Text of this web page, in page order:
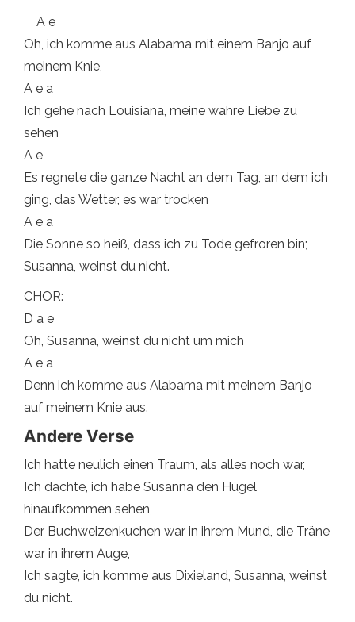
A e
Oh, ich komme aus Alabama mit einem Banjo auf
meinem Knie,
A e a
Ich gehe nach Louisiana, meine wahre Liebe zu
sehen
A e
Es regnete die ganze Nacht an dem Tag, an dem ich
ging, das Wetter, es war trocken
A e a
Die Sonne so heiß, dass ich zu Tode gefroren bin;
Susanna, weinst du nicht.
CHOR:
D a e
Oh, Susanna, weinst du nicht um mich
A e a
Denn ich komme aus Alabama mit meinem Banjo
auf meinem Knie aus.
Andere Verse
Ich hatte neulich einen Traum, als alles noch war,
Ich dachte, ich habe Susanna den Hügel
hinaufkommen sehen,
Der Buchweizenkuchen war in ihrem Mund, die Träne
war in ihrem Auge,
Ich sagte, ich komme aus Dixieland, Susanna, weinst
du nicht.